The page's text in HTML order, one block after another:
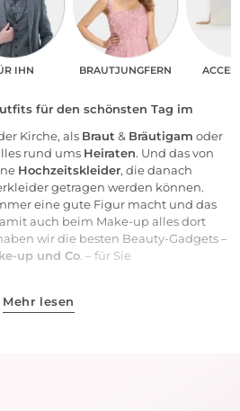
IHN BRAUTJUNGFERN
für den schönsten Tag im
Kirche, als Braut & Bräutigam oder
rund ums Heiraten. Und das von
Hochzeitskleider, die danach
getragen werden können.
eine gute Figur macht und das
auch beim Make-up alles dort
wir die besten Beauty-Gadgets –
up und Co . – für Sie
Mehr lesen